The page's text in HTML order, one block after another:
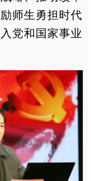
师生勇担时代
党和国家事业